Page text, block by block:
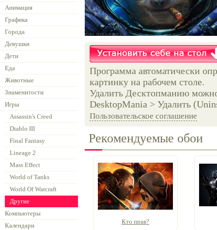
Анимация
Графика
Города
Девушки
Дети
Еда
Животные
Знаменитости
Игры
Assassin's Creed
Diablo III
Final Fantasy
Lineage 2
Mass Effect
World of Tanks
World Of Warcraft
Другие
Компьютеры
Календари
Программа автоматически
картинку на рабочем столе.
Удалить Десктопманию
DesktopMania > Удалить
Пользовательское соглашение
Рекомендуемые обои
Кто прав?